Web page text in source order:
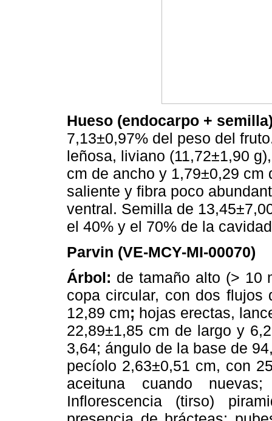
Hueso (endocarpo +
7,13±0,97% del peso del
leñosa, liviano (11,72±1,90
cm de ancho y 1,79±0,29 cm
saliente y fibra poco
ventral. Semilla de
el 40% y el 70% de la
Parvin (VE-MCY-MI-00070)
Árbol: de tamaño alto (> 10
copa circular, con dos flujos
12,89 cm; hojas erectas,
22,89±1,85 cm de largo y
3,64; ángulo de la base de
pecíolo 2,63±0,51 cm, con
aceituna cuando
Inflorescencia (tirso)